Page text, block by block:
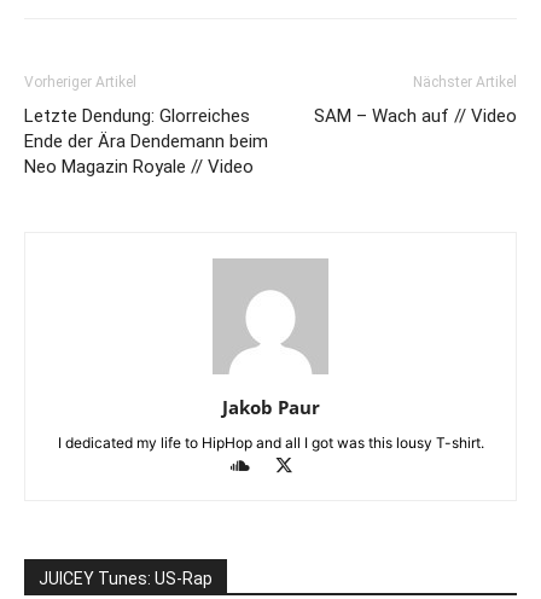
Vorheriger Artikel
Letzte Dendung: Glorreiches
Ende der Ära Dendemann beim
Neo Magazin Royale // Video
Nächster Artikel
SAM – Wach auf // Video
Jakob Paur
I dedicated my life to HipHop and all I got was this lousy T-shirt.
JUICEY Tunes: US-Rap